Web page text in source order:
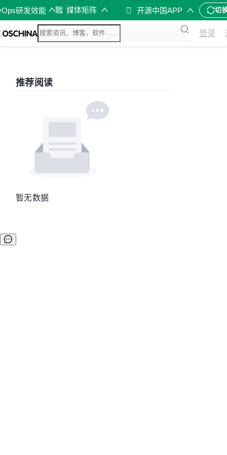
研发效能 媒体矩阵 开源中国APP 切
登录
推荐阅读
暂无数据